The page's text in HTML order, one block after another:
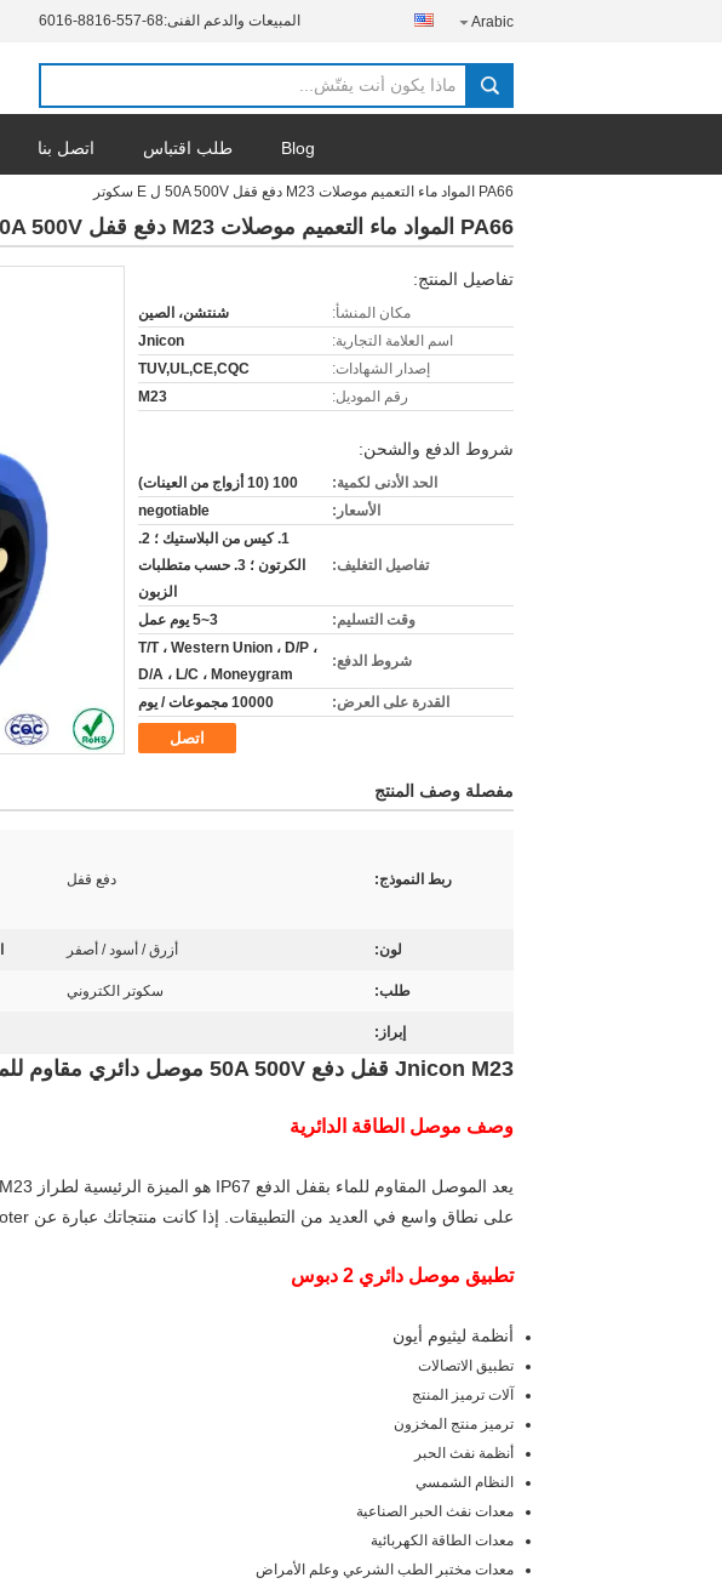
المبيعات والدعم الفنى:86-755-6188-6106 Arabic
اتصل بنا طلب اقتباس Blog
PA66 المواد ماء التعميم موصلات M23 دفع قفل 50A 500V ل E سكوتر
PA66 المواد ماء التعميم موصلات M23 دفع قفل 50A 500V ل E سكوتر
تفاصيل المنتج:
مكان المنشأ:
شنتشن، الصين
اسم العلامة التجارية:
Jnicon
إصدار الشهادات:
TUV,UL,CE,CQC
رقم الموديل:
M23
شروط الدفع والشحن:
الحد الأدنى لكمية:
100 (10 أزواج من العينات)
الأسعار:
negotiable
تفاصيل التغليف:
1. كيس من البلاستيك ؛ 2.
الكرتون ؛ 3. حسب متطلبات
الزبون
وقت التسليم:
3~5 يوم عمل
شروط الدفع:
T/T ، Western Union ، D/P ،
D/A ، L/C ، Moneygram
القدرة على العرض:
10000 مجموعات / يوم
اتصل
مفصلة وصف المنتج
ربط النموذج: دفع قفل
لون: أزرق / أسود / أصفر
طلب: سكوتر الكتروني
إبراز:
Jnicon M23 قفل دفع 50A 500V موصل دائري مقاوم للماء للسكوتر الإلكتروني
وصف موصل الطاقة الدائرية
على نطاق واسع في العديد من التطبيقات. إذا كانت منتجاتك عبارة عن E-Scooter، فإن هذا الموصل النموذجي سيساعدك على الاتصال المثالي والأكثر تقدمًا.
تطبيق موصل دائري 2 دبوس
أنظمة ليثيوم أيون
تطبيق الاتصالات
آلات ترميز المنتج
ترميز منتج المخزون
أنظمة نفث الحبر
النظام الشمسي
معدات نفث الحبر الصناعية
معدات الطاقة الكهربائية
معدات مختبر الطب الشرعي وعلم الأمراض